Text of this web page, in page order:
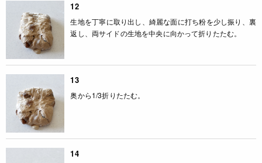
12
生地を丁寧に取り出し、綺麗な面に打ち粉を少し振り、裏
返し、両サイドの生地を中央に向かって折りたたむ。
13
奥から1/3折りたたむ。
14